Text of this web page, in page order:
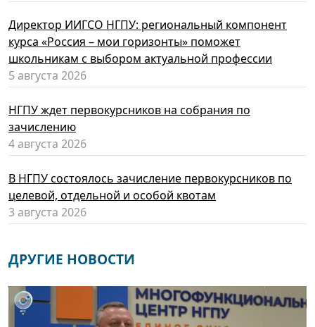
Директор ИИГСО НГПУ: региональный компонент
курса «Россия – мои горизонты» поможет
школьникам с выбором актуальной профессии
5 августа 2026
НГПУ ждет первокурсников на собрания по
зачислению
4 августа 2026
В НГПУ состоялось зачисление первокурсников по
целевой, отдельной и особой квотам
3 августа 2026
ДРУГИЕ НОВОСТИ